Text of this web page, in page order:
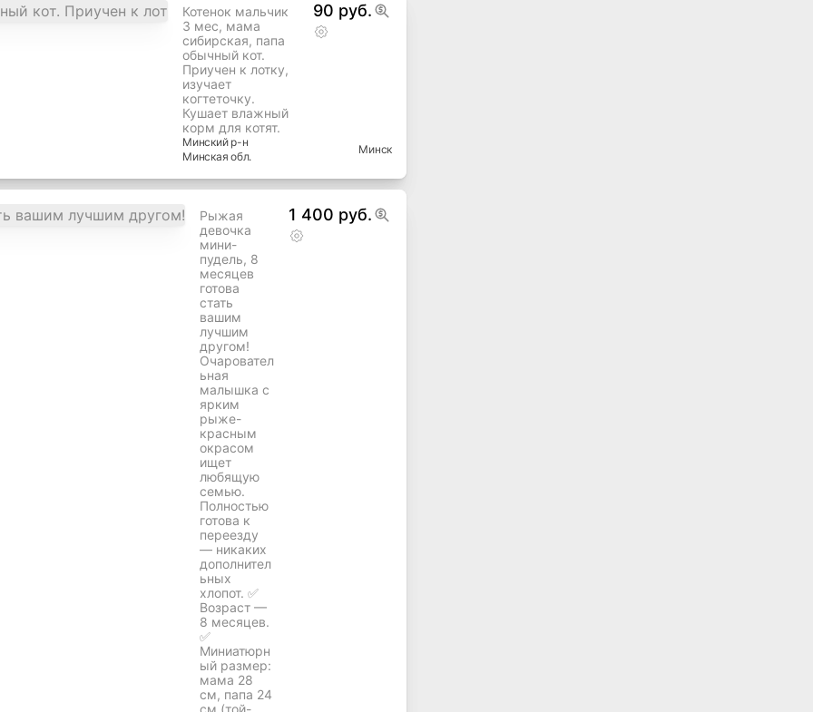
Котенок мальчик
3 мес, мама
сибирская, папа
обычный кот.
Приучен к лотку,
изучает
когтеточку.
Кушает влажный
корм для котят.
90 руб.
Минскийр-н
Минская обл.
Минск
Рыжая
девочка
мини-
пудель, 8
месяцев
готова
стать
вашим
лучшим
другом!
Очаровател
ьная
малышка с
ярким
рыже-
красным
окрасом
ищет
любящую
семью.
Полностью
готова к
переезду
— никаких
дополнител
ьных
хлопот. ✅
Возраст —
8 месяцев.
✅
Миниатюрн
ый размер:
мама 28
см, папа 24
1 400 руб.